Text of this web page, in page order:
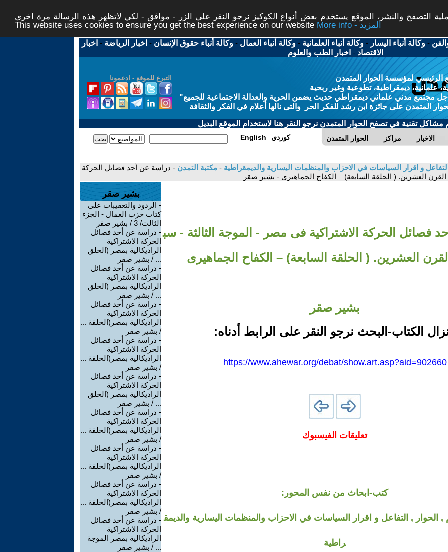
التصفح والنشر، الموقع يستخدم بعض أنواع الكوكيز نرجو النقر على الزر - موافق - لكي لاتظهر هذه الرسالة مرة اخرى -
This website uses cookies to ensure you get the best experience on our website
More info - المزيد
-وكالة أنباء اليسار -وكالة أنباء العلمانية -وكالة أنباء العمال -وكالة أنباء حقوق الإنسان - اخبار الرياضة - اخبار
الاقتصاد - اخبار الطب والعلوم
التبرع للموقع - ادعمونا
الرئيسي لمؤسسة الحوار المتمدن
علمانية، ديمقراطية، تطوعية وغير ربحية
مجتمع مدني علماني ديمقراطي حديث يضمن الحرية والعدالة الاجتماعية للجميع"
المتمدن على جائزة ابن رشد للفكر الحر والتى نالها أعلام في الفكر والثقافة
مشاكل تقنية في تصفح الحوار المتمدن نرجو النقر هنا لاستخدام الموقع البديل
الحوار المتمدن مراكز الاخبار English كوردي
و اقرار السياسات في الاحزاب والمنظمات اليسارية والديمقراطية - مكتبة التمدن - دراسة عن أحد فصائل الحركة
العشرين. ( الحلقة السابعة) – الكفاح الجماهيرى - بشير صقر
فصائل الحركة الاشتراكية فى مصر - الموجة الثالثة - سب
العشرين. ( الحلقة السابعة) – الكفاح الجماهيرى
بشير صقر
الكتاب-البحث نرجو النقر على الرابط أدناه:
https://www.ahewar.org/debat/show.art.asp?aid=902660
تعليقات الفيسبوك
كتب-ابحاث من نفس المحور:
, الحوار , التفاعل و اقرار السياسات في الاحزاب والمنظمات اليسارية والديمق
راطية
بشير صقر
- الردود والتعقيبات على
كتاب حزب العمال - الجزء
الثالث/ 3 / بشير صقر
- دراسة عن أحد فصائل
الحركة الاشتراكية
الراديكالية بمصر (الحلق
... / بشير صقر
- دراسة عن أحد فصائل
الحركة الاشتراكية
الراديكالية بمصر (الحلق
... / بشير صقر
- دراسة عن أحد فصائل
الحركة الاشتراكية
الراديكالية بمصر(الحلقة ...
/ بشير صقر
- دراسة عن أحد فصائل
الحركة الاشتراكية
الراديكالية بمصر(الحلقة ...
/ بشير صقر
- دراسة عن أحد فصائل
الحركة الاشتراكية
الراديكالية بمصر (الحلق
... / بشير صقر
- دراسة عن أحد فصائل
الحركة الاشتراكية
الراديكالية بمصر(الحلقة ...
/ بشير صقر
- دراسة عن أحد فصائل
الحركة الاشتراكية
الراديكالية بمصر(الحلقة ...
/ بشير صقر
- دراسة عن أحد فصائل
الحركة الاشتراكية
الراديكالية بمصر(الحلقة ...
/ بشير صقر
- دراسة عن أحد فصائل
الحركة الاشتراكية
الراديكالية بمصر الموجة
... / بشير صقر